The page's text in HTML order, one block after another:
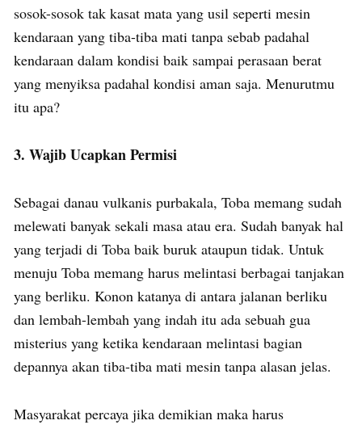
sosok-sosok tak kasat mata yang usil seperti mesin
kendaraan yang tiba-tiba mati tanpa sebab padahal
kendaraan dalam kondisi baik sampai perasaan berat
yang menyiksa padahal kondisi aman saja. Menurutmu
itu apa?
3. Wajib Ucapkan Permisi
Sebagai danau vulkanis purbakala, Toba memang sudah
melewati banyak sekali masa atau era. Sudah banyak hal
yang terjadi di Toba baik buruk ataupun tidak. Untuk
menuju Toba memang harus melintasi berbagai tanjakan
yang berliku. Konon katanya di antara jalanan berliku
dan lembah-lembah yang indah itu ada sebuah gua
misterius yang ketika kendaraan melintasi bagian
depannya akan tiba-tiba mati mesin tanpa alasan jelas.
Masyarakat percaya jika demikian maka harus